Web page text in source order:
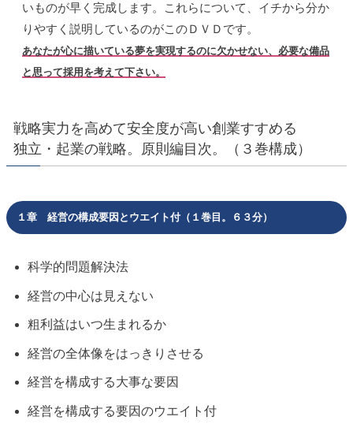
いものが早く完成します。これらについて、イチから分か
りやすく説明しているのがこのＤＶＤです。
あなたが心に描いている夢を実現するのに欠かせない、必要な備品
と思って採用を考えて下さい。
戦略実力を高めて安全度が高い創業すすめる
独立・起業の戦略。原則編目次。（３巻構成）
１章 経営の構成要因とウエイト付（１巻目。６３分）
科学的問題解決法
経営の中心は見えない
粗利益はいつ生まれるか
経営の全体像をはっきりさせる
経営を構成する大事な要因
経営を構成する要因のウエイト付